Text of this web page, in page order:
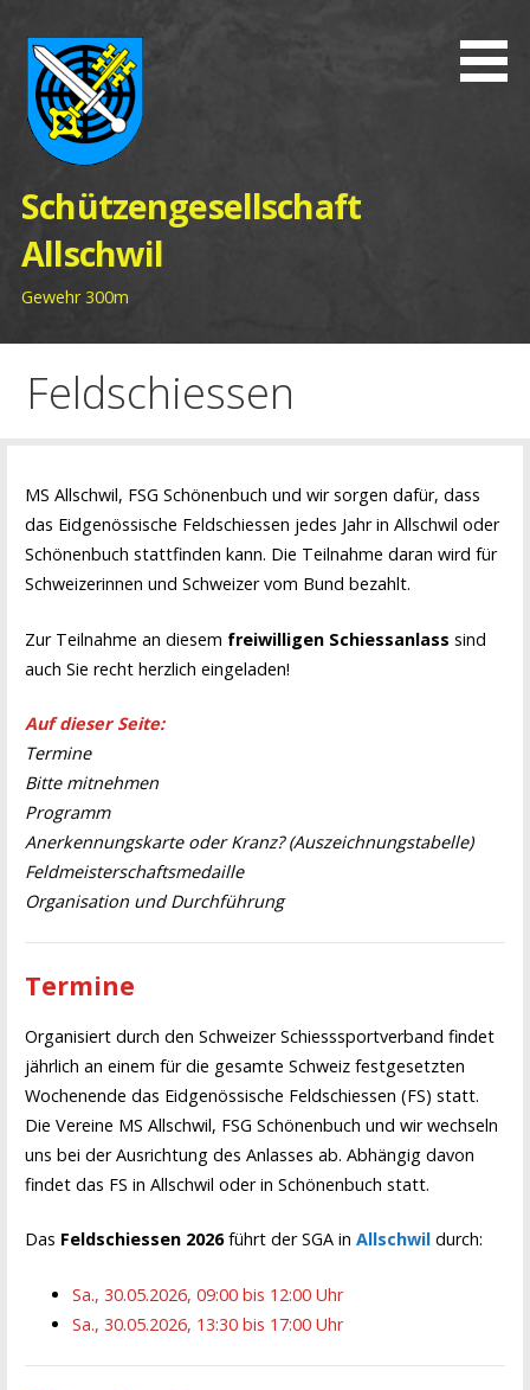
Inhalt
springen
Schützengesellschaft
Allschwil
Gewehr 300m
Feldschiessen
MS Allschwil, FSG Schönenbuch und wir sorgen dafür, dass
das Eidgenössische Feldschiessen jedes Jahr in Allschwil oder
Schönenbuch stattfinden kann. Die Teilnahme daran wird für
Schweizerinnen und Schweizer vom Bund bezahlt.
Zur Teilnahme an diesem freiwilligen Schiessanlass sind
auch Sie recht herzlich eingeladen!
Auf dieser Seite:
Termine
Bitte mitnehmen
Programm
Anerkennungskarte oder Kranz? (Auszeichnungstabelle)
Feldmeisterschaftsmedaille
Organisation und Durchführung
Termine
Organisiert durch den Schweizer Schiesssportverband findet
jährlich an einem für die gesamte Schweiz festgesetzten
Wochenende das Eidgenössische Feldschiessen (FS) statt.
Die Vereine MS Allschwil, FSG Schönenbuch und wir wechseln
uns bei der Ausrichtung des Anlasses ab. Abhängig davon
findet das FS in Allschwil oder in Schönenbuch statt.
Das Feldschiessen 2026führt der SGA in Allschwil durch:
Sa., 30.05.2026, 09:00 bis 12:00 Uhr
Sa., 30.05.2026, 13:30 bis 17:00 Uhr